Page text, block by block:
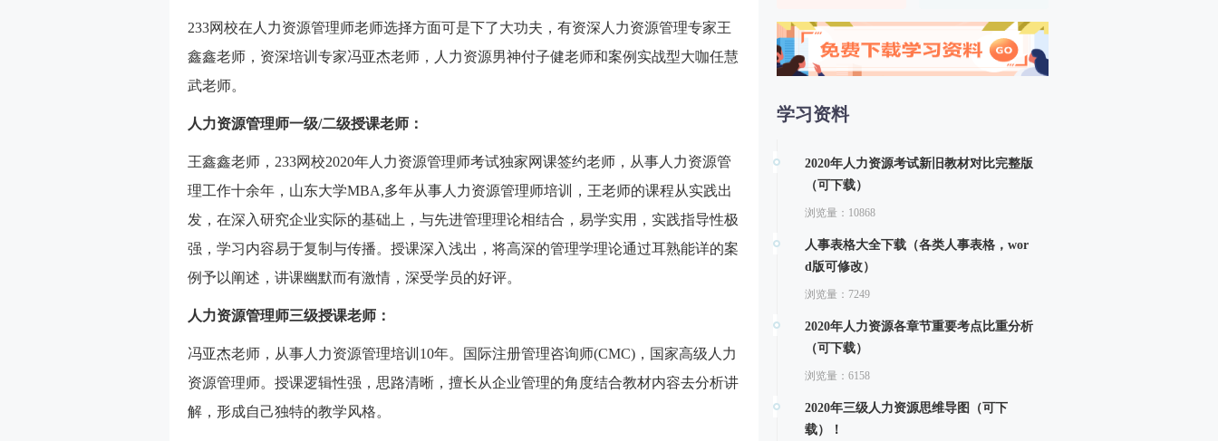
233网校在人力资源管理师老师选择方面可是下了大功夫，有资深人力资源管理专家王
鑫鑫老师，资深培训专家冯亚杰老师，人力资源男神付子健老师和案例实战型大咖任慧
武老师。
人力资源管理师一级/二级授课老师：
王鑫鑫老师，233网校2020年人力资源管理师考试独家网课签约老师，从事人力资源管
理工作十余年，山东大学MBA,多年从事人力资源管理师培训，王老师的课程从实践出
发，在深入研究企业实际的基础上，与先进管理理论相结合，易学实用，实践指导性极
强，学习内容易于复制与传播。授课深入浅出，将高深的管理学理论通过耳熟能详的案
例予以阐述，讲课幽默而有激情，深受学员的好评。
人力资源管理师三级授课老师：
冯亚杰老师，从事人力资源管理培训10年。国际注册管理咨询师(CMC)，国家高级人力
资源管理师。授课逻辑性强，思路清晰，擅长从企业管理的角度结合教材内容去分析讲
解，形成自己独特的教学风格。
12、生产函数和生产曲线（一）
13、生产函数和生产曲线（二）
15、成本函数和成本曲线（二）
16、市场结构的类型
学习资料
2020年人力资源考试新旧教材对比完整版
（可下载）
浏览量：10868
人事表格大全下载（各类人事表格，wor
d版可修改）
浏览量：7249
2020年人力资源各章节重要考点比重分析
（可下载）
浏览量：6158
2020年三级人力资源思维导图（可下
载）！